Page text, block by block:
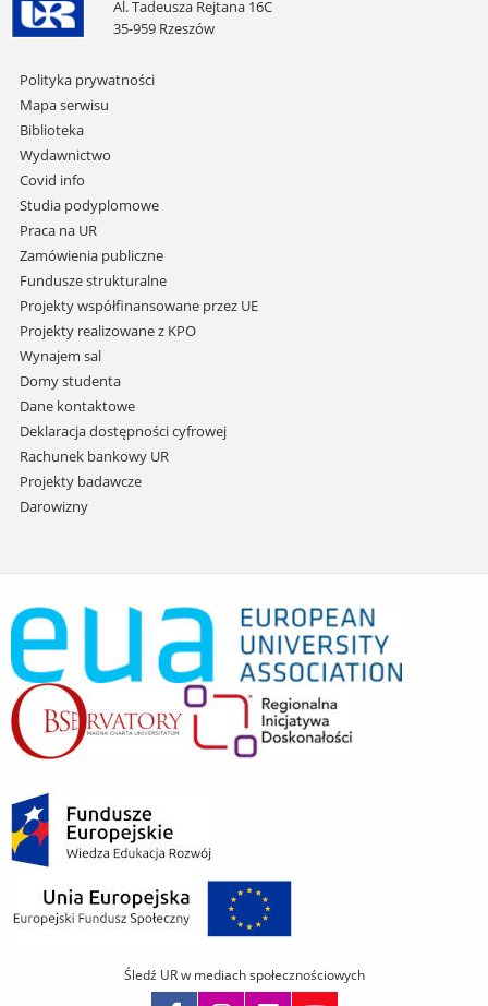
Al. Tadeusza Rejtana 16C
35-959 Rzeszów
Pomiń
nawigację
i
przejdź
do
treści
Polityka prywatności
Mapa serwisu
Biblioteka
Wydawnictwo
Covid info
Studia podyplomowe
Praca na UR
Zamówienia publiczne
Fundusze strukturalne
Projekty współfinansowane przez UE
Projekty realizowane z KPO
Wynajem sal
Domy studenta
Dane kontaktowe
Deklaracja dostępności cyfrowej
Rachunek bankowy UR
Projekty badawcze
Darowizny
Śledź UR w mediach społecznościowych